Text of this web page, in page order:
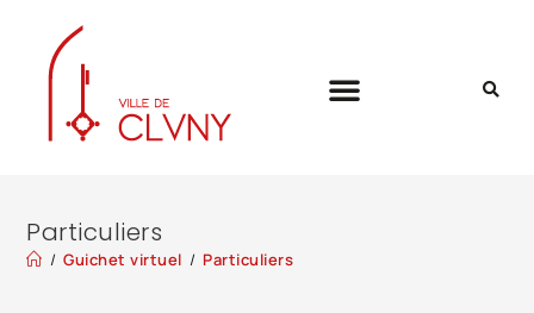
Particuliers
/ Guichet virtuel / Particuliers